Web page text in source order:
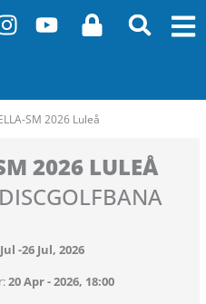
I
n
a
g
r
a
m
Y
o
u
b
e
L
o
SM 2026 Luleå
2026 LULEÅ
-26 Jul, 2026
20 Apr - 2026, 18:00